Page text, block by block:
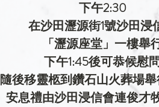
下午2:30
在沙田瀝源街1號沙田浸
「瀝源座堂」一樓舉
下午1:45後可恭候慰
隨後移靈柩到鑽石山火葬場
安息禮由沙田浸信會連俊才